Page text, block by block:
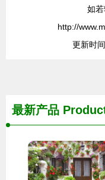
如若
http://
更新时
最新产品